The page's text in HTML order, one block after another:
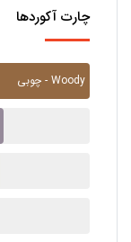
چارت آکوردها
چوبی - Woody